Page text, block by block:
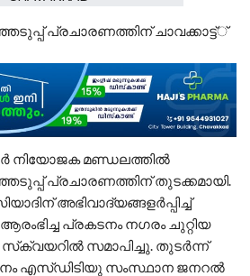
പ്രചാരണത്തിന് ചാവക്കാട്ട്്
നിയോജക മണ്ഡലത്തില്‍
പ്രചാരണത്തിന് തുടക്കമായി.
അഭിവാദ്യങ്ങളര്‍പ്പിച്ച്
പ്രകടനം നഗരം ചുറ്റിയ
സ്‌ക്വയറില്‍ സമാപിച്ചു. തുടര്‍ന്ന്
എസ്ഡിടിയു സംസ്ഥാന ജനറല്‍